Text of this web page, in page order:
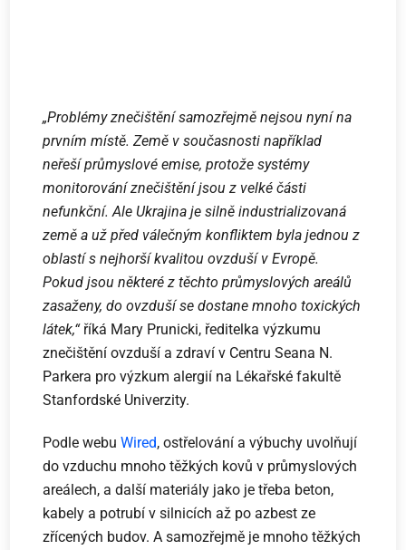
„Problémy znečištění samozřejmě nejsou nyní na
prvním místě. Země v současnosti například
neřeší průmyslové emise, protože systémy
monitorování znečištění jsou z velké části
nefunkční. Ale Ukrajina je silně industrializovaná
země a už před válečným konfliktem byla jednou z
oblastí s nejhorší kvalitou ovzduší v Evropě.
Pokud jsou některé z těchto průmyslových areálů
zasaženy, do ovzduší se dostane mnoho toxických
látek,“říká Mary Prunicki, ředitelka výzkumu
znečištění ovzduší a zdraví v Centru Seana N.
Parkera pro výzkum alergií na Lékařské fakultě
Stanfordské Univerzity.
Podle webuWired, ostřelování a výbuchy uvolňují
do vzduchu mnoho těžkých kovů v průmyslových
areálech, a další materiály jako je třeba beton,
kabely a potrubí v silnicích až po azbest ze
zřícených budov. A samozřejmě je mnoho těžkých